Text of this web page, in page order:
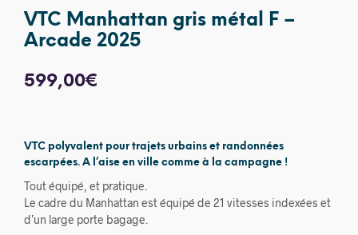
VTC Manhattan gris métal F –
Arcade 2025
599,00€
VTC polyvalent pour trajets urbains et randonnées
escarpées. A l’aise en ville comme à la campagne !
Tout équipé, et pratique.
Le cadre du Manhattan est équipé de 21 vitesses indexées et
d’un large porte bagage.